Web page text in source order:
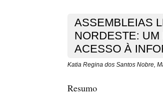
ASSEMBLEIAS
NORDESTE:
ACESSO À
Katia Regina dos Santos Nobre,
Resumo